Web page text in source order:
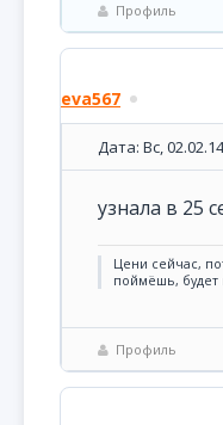
Профиль
eva567
Дата: Вс,
узнала в 25
Цени сейчас,
поймёшь, будет
Профиль